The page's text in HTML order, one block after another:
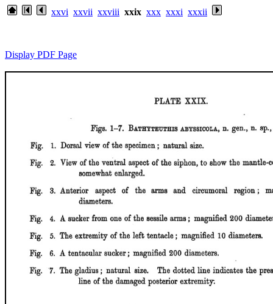
xxvi xxvii xxviii xxix xxx xxxi xxxii
Display PDF Page